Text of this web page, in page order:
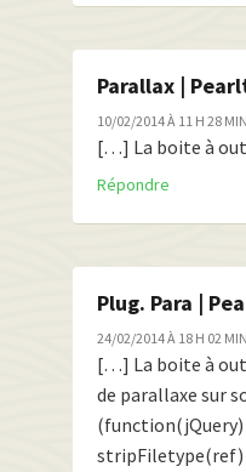
Parallax |
10/02/2014 À 11 H 28 MIN
[…] La boite à
Répondre
Plug. Para |
24/02/2014 À 18 H 02 MIN
[…] La boite à
de parallaxe sur
stripFiletype(ref)